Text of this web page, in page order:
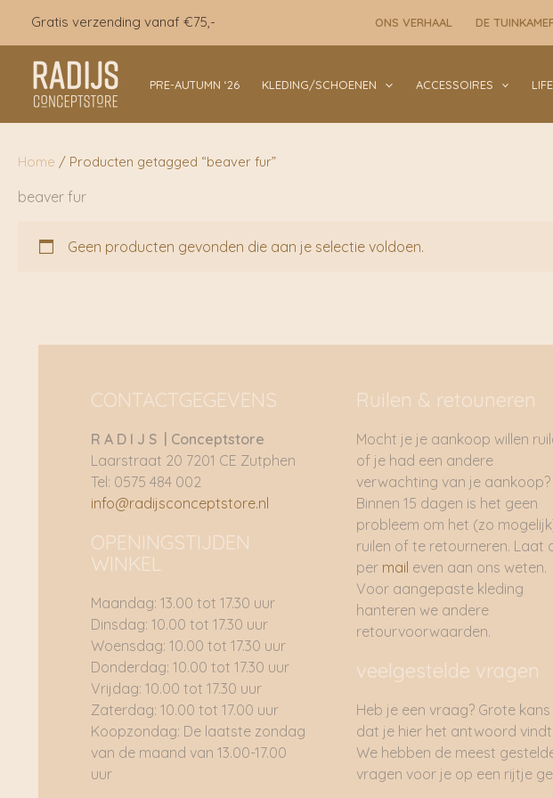
inhoud
Gratis verzending vanaf €75,- ONS VERHAAL DE
PRE-AUTUMN ‘26 KLEDING/SCHOENEN ACCESSOIRES
Home / Producten getagged “beaver fur”
beaver fur
Geen producten gevonden die aan je selectie voldoen.
CONTACTGEGEVENS
R A D I J S | Conceptstore
Laarstraat 20 7201 CE Zutphen
Tel: 0575 484 002
info@radijsconceptstore.nl
OPENINGSTIJDEN
WINKEL
Maandag: 13.00 tot 17.30 uur
Dinsdag: 10.00 tot 17.30 uur
Woensdag: 10.00 tot 17.30 uur
Donderdag: 10.00 tot 17.30 uur
Vrijdag: 10.00 tot 17.30 uur
Zaterdag: 10.00 tot 17.00 uur
Koopzondag: De laatste zondag
van de maand van 13.00-17.00
uur
Ruilen & retouneren
Mocht je je aankoop willen
of je had een andere
verwachting van je aankoop?
Binnen 15 dagen is het geen
probleem om het (zo
ruilen of te retourneren. Laat
permail even aan ons weten.
Voor aangepaste kleding
hanteren we andere
retourvoorwaarden.
veelgestelde vragen
Heb je een vraag? Grote kans
dat je hier het antwoord vindt.
We hebben de meest
vragen voor je op een rijtje